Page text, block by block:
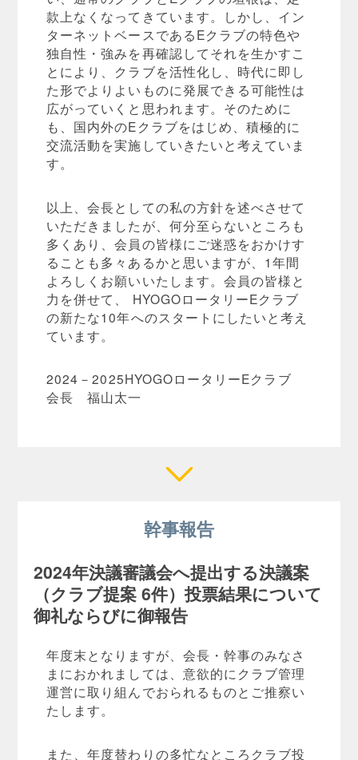
款上なくなってきています。しかし、イン
ターネットベースであるEクラブの特色や
独自性・強みを再確認してそれを生かすこ
とにより、クラブを活性化し、時代に即し
た形でよりよいものに発展できる可能性は
広がっていくと思われます。そのために
も、国内外のEクラブをはじめ、積極的に
交流活動を実施していきたいと考えていま
す。
以上、会長としての私の方針を述べさせて
いただきましたが、何分至らないところも
多くあり、会員の皆様にご迷惑をおかけす
ることも多々あるかと思いますが、1年間
よろしくお願いいたします。会員の皆様と
力を併せて、 HYOGOロータリーEクラブ
の新たな10年へのスタートにしたいと考え
ています。
2024－2025HYOGOロータリーEクラブ
会長 福山太一
幹事報告
2024年決議審議会へ提出する決議案
（クラブ提案 6件）投票結果について
御礼ならびに御報告
年度末となりますが、会長・幹事のみなさ
まにおかれましては、意欲的にクラブ管理
運営に取り組んでおられるものとご推察い
たします。
また、年度替わりの多忙なところクラブ投